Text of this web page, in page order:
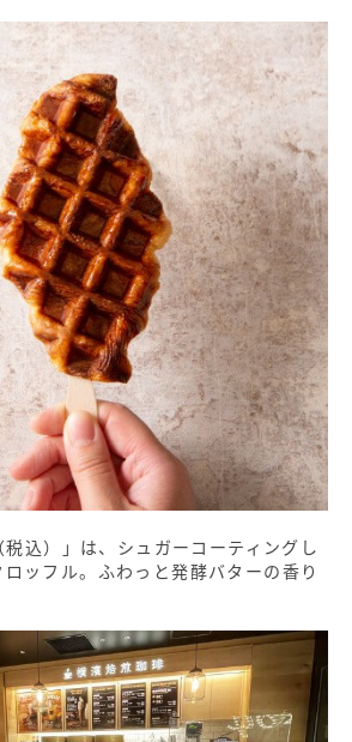
税込）」は、シュガーコーティングし
ッフル。ふわっと発酵バターの香り